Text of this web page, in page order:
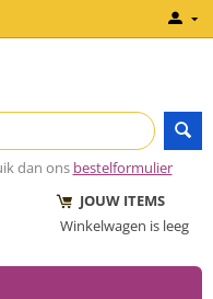
dan ons bestelformulier
JOUW ITEMS
Winkelwagen is leeg